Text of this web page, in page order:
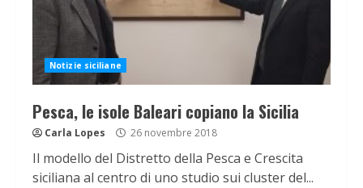
Notizie siciliane
Pesca, le isole Baleari copiano la Sicilia
Carla Lopes 26 novembre 2018
Il modello del Distretto della Pesca e Crescita
siciliana al centro di uno studio sui cluster del...